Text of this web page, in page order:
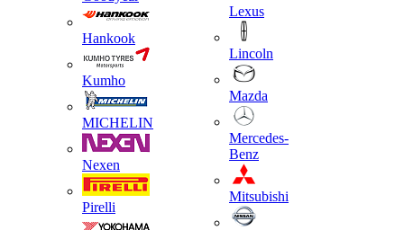
Hankook
Kumho
MICHELIN
Nexen
Pirelli
Lexus
Lincoln
Mazda
Mercedes-
Benz
Mitsubishi